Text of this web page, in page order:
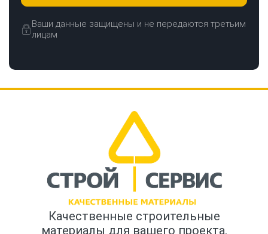
Ваши данные защищены и не передаются третьим
лицам
Качественные строительные
материалы для вашего проекта.